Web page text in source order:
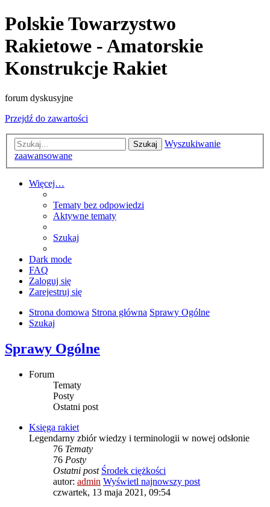
Polskie Towarzystwo
Rakietowe - Amatorskie
Konstrukcje Rakiet
forum dyskusyjne
Przejdź do zawartości
Szukaj
Wyszukiwanie
zaawansowane
Więcej…
Tematy bez odpowiedzi
Aktywne tematy
Szukaj
Dark mode
FAQ
Zaloguj się
Zarejestruj się
Strona domowa Strona główna Sprawy Ogólne
Szukaj
Sprawy Ogólne
Forum
Tematy
Posty
Ostatni post
Księga rakiet
Legendarny zbiór wiedzy i terminologii w nowej odsłonie
76 Tematy
76 Posty
Ostatni post Środek ciężkości
autor: admin Wyświetl najnowszy post
czwartek, 13 maja 2021, 09:54